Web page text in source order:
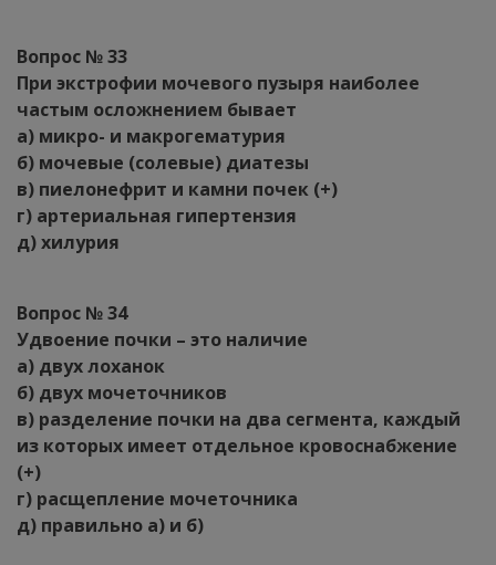
Вопрос № 33
При экстрофии мочевого пузыря наиболее
частым осложнением бывает
а) микро- и макрогематурия
б) мочевые (солевые) диатезы
в) пиелонефрит и камни почек (+)
г) артериальная гипертензия
д) хилурия
Вопрос № 34
Удвоение почки – это наличие
а) двух лоханок
б) двух мочеточников
в) разделение почки на два сегмента, каждый
из которых имеет отдельное кровоснабжение
(+)
г) расщепление мочеточника
д) правильно а) и б)